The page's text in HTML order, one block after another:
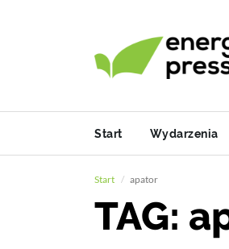
Start Wydarzenia
Start apator
TAG: